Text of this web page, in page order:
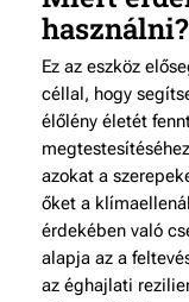
használni?
Ez az eszköz
céllal, hogy
élőlény életét
azokat a
őket a
érdekében való
alapja az a
az éghajlati